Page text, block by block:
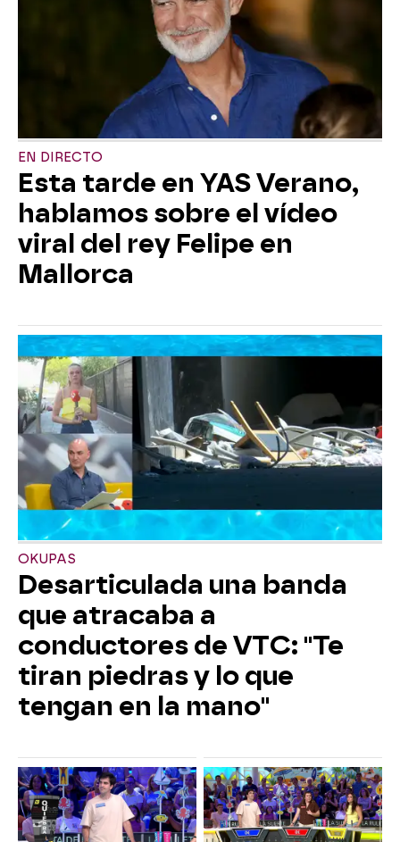
EN DIRECTO
Esta tarde en YAS Verano,
hablamos sobre el vídeo
viral del rey Felipe en
Mallorca
OKUPAS
Desarticulada una banda
que atracaba a
conductores de VTC: "Te
tiran piedras y lo que
tengan en la mano"